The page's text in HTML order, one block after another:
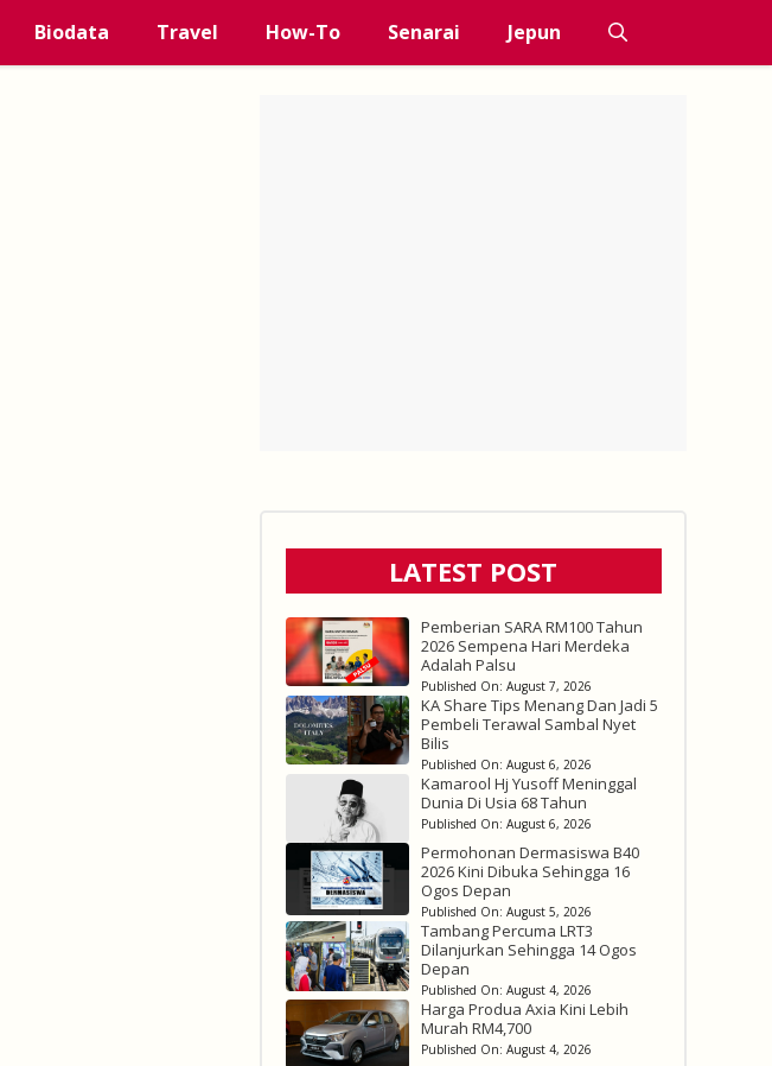
Biodata Travel How-To Senarai Jepun
LATEST POST
Pemberian SARA RM100 Tahun
2026 Sempena Hari Merdeka
Adalah Palsu
Published On: August 7, 2026
KA Share Tips Menang Dan Jadi 5
Pembeli Terawal Sambal Nyet
Bilis
Published On: August 6, 2026
Kamarool Hj Yusoff Meninggal
Dunia Di Usia 68 Tahun
Published On: August 6, 2026
Permohonan Dermasiswa B40
2026 Kini Dibuka Sehingga 16
Ogos Depan
Published On: August 5, 2026
Tambang Percuma LRT3
Dilanjurkan Sehingga 14 Ogos
Depan
Published On: August 4, 2026
Harga Produa Axia Kini Lebih
Murah RM4,700
Published On: August 4, 2026